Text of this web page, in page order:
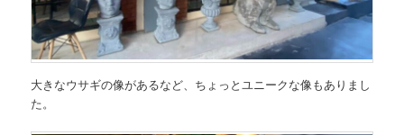
大きなウサギの像があるなど、ちょっとユニークな像もありまし
た。